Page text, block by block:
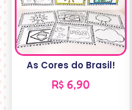
As Cores do Brasil!
R$ 6,90